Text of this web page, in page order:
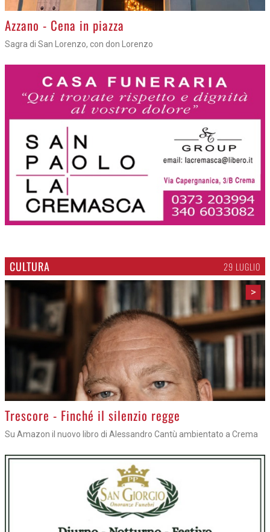
Gli appuntamenti fino a sabato
Cosa fare questi giorni nel Cremasco
CULTURA 29 LUGLIO
>
Trescore - Finché il silenzio regge
Su Amazon il nuovo libro di Alessandro Cantù ambientato a Crema